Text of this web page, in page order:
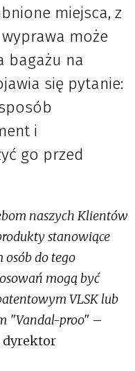
miejsca, z
może
bagażu na
się pytanie:
i
go przed
naszych Klientów
stanowiące
osób do tego
mogą być
VLSK lub
"Vandal-proo" –
dyrektor